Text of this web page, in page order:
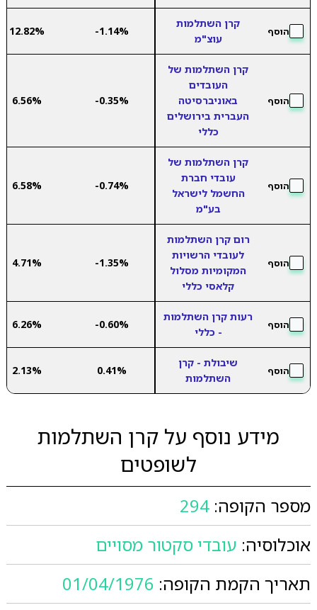
הוסף
קרן השתלמות
עוצ"מ
-1.14%
12.82%
הוסף
קרן השתלמות של
העובדים
באוניברסיטה
העברית בירושלים
כללי
-0.35%
6.56%
הוסף
קרן השתלמות של
עובדי חברת
החשמל לישראל
בע"מ
-0.74%
6.58%
הוסף
רום קרן השתלמות
לעובדי הרשויות
המקומיות מסלול
קלאסי כללי
-1.35%
4.71%
הוסף
רעות קרן השתלמות
- כללי
-0.60%
6.26%
הוסף
שיבולת - קרן
השתלמות
0.41%
2.13%
מידע נוסף על קרן השתלמות
לשופטים
מספר הקופה: 294
אוכלוסיה: עובדי סקטור מסויים
תאריך הקמת הקופה: 01/04/1976